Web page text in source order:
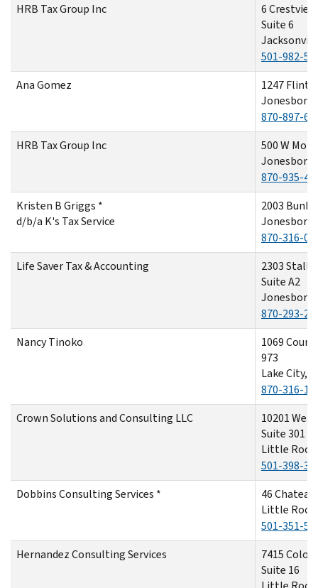
HRB Tax Group Inc
6
Suite 6
501-982-
Ana Gomez
1247 Flint
Jonesboro,
870-897-
HRB Tax Group Inc
500 W
Jonesboro,
870-935-
Kristen B Griggs *
d/b/a K's Tax Service
2003
Jonesboro,
870-316-
Life Saver Tax & Accounting
2303
Suite A2
Jonesboro,
870-293-
Nancy Tinoko
1069
973
Lake City,
870-316-
Crown Solutions and Consulting LLC
10201
Suite 301
Little Rock,
501-398-
Dobbins Consulting Services *
46
Little Rock,
501-351-
Hernandez Consulting Services
7415
Suite 16